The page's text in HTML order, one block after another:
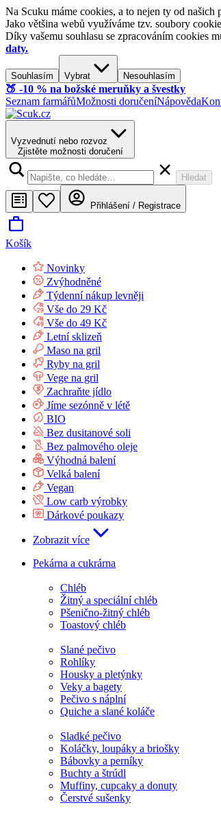
Na Scuku máme cookies, a to nejen ty od našich
Jako většina webů využíváme tzv. soubory
Díky vašemu souhlasu se zpracováním cookies
daty.
Souhlasím Vybrat Nesouhlasím
🍑​ -10 % na božské meruňky a švestky
Seznam farmářůMožnosti doručeníNápověda
Vyzvednutí nebo rozvoz
Zjistěte možnosti doručení
Hledat
Přihlášení / Registrace
Košík
Novinky
Zvýhodněné
Týdenní nákup levněji
Vše do 29 Kč
Vše do 49 Kč
Letní sklizeň
Maso na gril
Ryby na gril
Vege na gril
Zachraňte jídlo
Jíme sezónně v létě
BIO
Bez dusitanové soli
Bez palmového oleje
Výhodná balení
Velká balení
Vegan
Low carb výrobky
Dárkové poukazy
Zobrazit více
Pekárna a cukrárna
Chléb
Žitný a speciální chléb
Pšenično-žitný chléb
Toastový chléb
Slané pečivo
Rohlíky
Housky a pletýnky
Veky a bagety
Pečivo s náplní
Quiche a slané koláče
Sladké pečivo
Koláčky, loupáky a briošky
Bábovky a perníky
Buchty a štrúdl
Muffiny, cupcaky a donuty
Čerstvé sušenky